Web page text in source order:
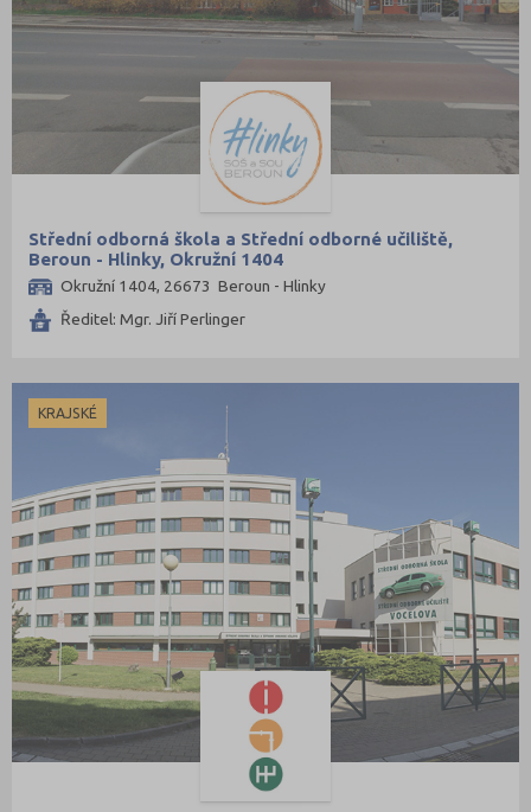
Střední odborná škola a Střední odborné učiliště,
Beroun - Hlinky, Okružní 1404
Okružní 1404, 26673 Beroun - Hlinky
Ředitel: Mgr. Jiří Perlinger
KRAJSKÉ